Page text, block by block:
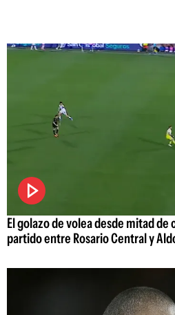
El golazo de volea desde mitad
partido entre Rosario Central y